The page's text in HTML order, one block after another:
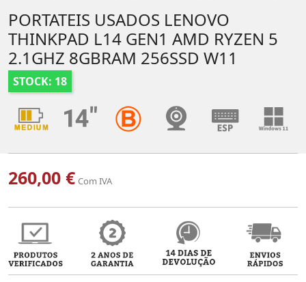
PORTATEIS USADOS LENOVO
THINKPAD L14 GEN1 AMD RYZEN 5
2.1GHZ 8GBRAM 256SSD W11
STOCK: 18
260,00 € Com IVA